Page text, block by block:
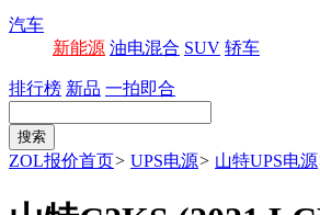
汽车
新能源 油电混合 SUV 轿车
排行榜 新品 一拍即合
ZOL报价首页> UPS电源> 山特UPS电源